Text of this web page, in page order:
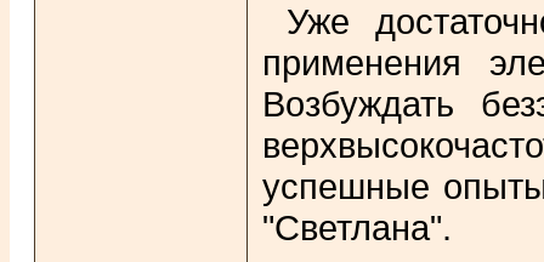
Уже
применения
Возбуждать
успешные
"Светлана".